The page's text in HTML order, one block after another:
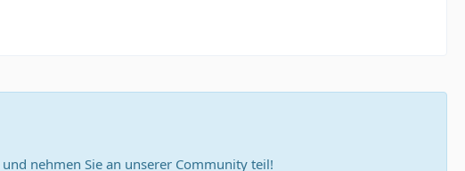
und nehmen Sie an unserer Community teil!